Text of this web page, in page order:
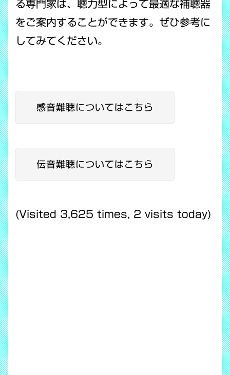
る専門家は、聴力型によって最適な補聴器
をご案内することができます。ぜひ参考に
してみてください。
感音難聴についてはこちら
伝音難聴についてはこちら
(Visited 3,625 times, 2 visits today)